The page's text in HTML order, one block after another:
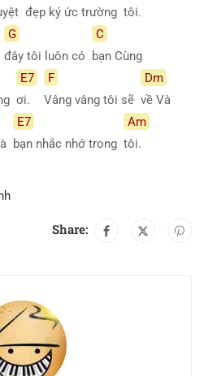
đẹp ký ức trường tôi.
G
đây tôi luôn có
C
bạn Cùng
E7
ơi.
F
Vâng vâng tôi sẽ
Dm
về Và
E7
bạn nhắc nhớ trong
Am
tôi.
Share: